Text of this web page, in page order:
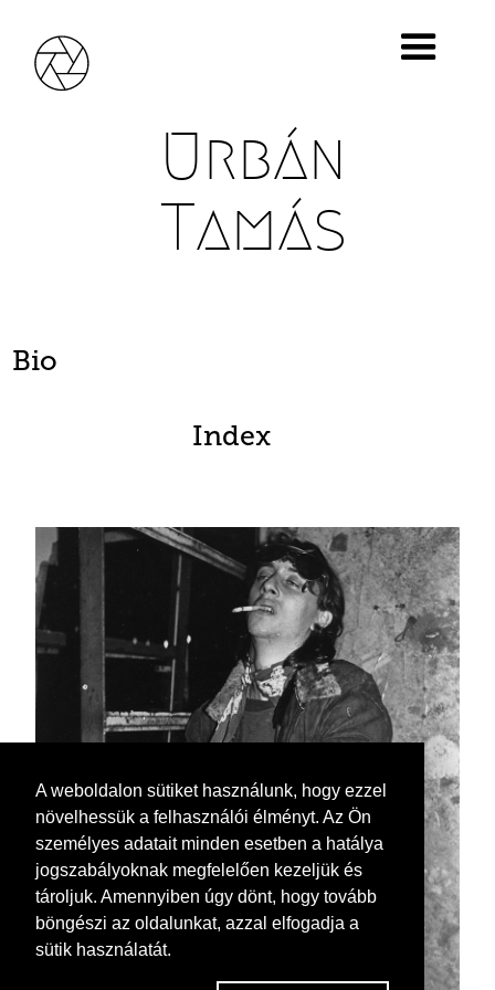
A weboldalon sütiket használunk, hogy ezzel
növelhessük a felhasználói élményt. Az Ön
személyes adatait minden esetben a hatálya
jogszabályoknak megfelelően kezeljük és
tároljuk. Amennyiben úgy dönt, hogy tovább
böngészi az oldalunkat, azzal elfogadja a
sütik használatát.
Urbán
Tamás
Bio
Index